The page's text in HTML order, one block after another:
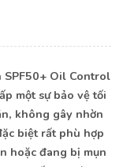
SPF50+ Oil Control
một sự bảo vệ tối
không gây nhờn
biệt rất phù hợp
hoặc đang bị mụn